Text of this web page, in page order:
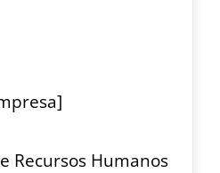
Recursos Humanos